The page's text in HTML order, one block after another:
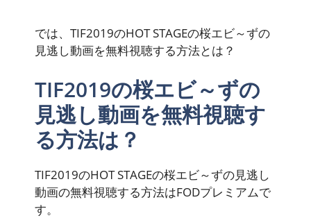
では、TIF2019のHOT STAGEの桜エビ～ずの
見逃し動画を無料視聴する方法とは？
TIF2019の桜エビ～ずの
見逃し動画を無料視聴す
る方法は？
TIF2019のHOT STAGEの桜エビ～ずの見逃し
動画の無料視聴する方法はFODプレミアムで
す。